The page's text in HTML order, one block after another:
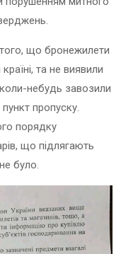
що бронежилети
та не виявили
небудь завозили
пропуску.
порядку
що підлягають
було.